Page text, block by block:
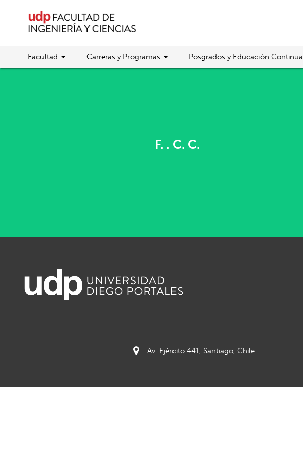
Facultad Carreras y Programas Posgrados y Educación Continua
F. . C. C.
Av. Ejército 441, Santiago, Chile